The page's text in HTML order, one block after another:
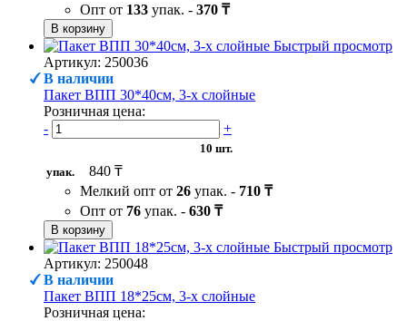
Опт от 133 упак. - 370 ₸
В корзину
Быстрый просмотр
Артикул: 250036
В наличии
Пакет ВПП 30*40см, 3-х слойные
Розничная цена:
-
+
10 шт.
упак.
840 ₸
Мелкий опт от 26 упак. - 710 ₸
Опт от 76 упак. - 630 ₸
В корзину
Быстрый просмотр
Артикул: 250048
В наличии
Пакет ВПП 18*25см, 3-х слойные
Розничная цена: